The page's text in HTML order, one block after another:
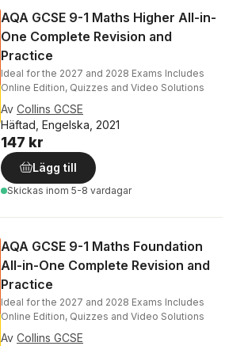
AQA GCSE 9-1 Maths Higher All-in-
One Complete Revision and
Practice
Ideal for the 2027 and 2028 Exams Includes
Online Edition, Quizzes and Video Solutions
Av Collins GCSE
Häftad, Engelska, 2021
147 kr
Lägg till
Skickas inom 5-8 vardagar
AQA GCSE 9-1 Maths Foundation
All-in-One Complete Revision and
Practice
Ideal for the 2027 and 2028 Exams Includes
Online Edition, Quizzes and Video Solutions
Av Collins GCSE